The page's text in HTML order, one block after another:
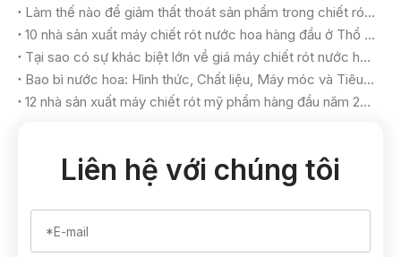
Làm thế nào để giảm thất thoát sản phẩm trong chiết rót mỹ phẩm
10 nhà sản xuất máy chiết rót nước hoa hàng đầu ở Thổ Nhĩ Kỳ
Tại sao có sự khác biệt lớn về giá máy chiết rót nước hoa?
Bao bì nước hoa: Hình thức, Chất liệu, Máy móc và Tiêu chí lựa chọn
12 nhà sản xuất máy chiết rót mỹ phẩm hàng đầu năm 2026
Liên hệ với chúng tôi